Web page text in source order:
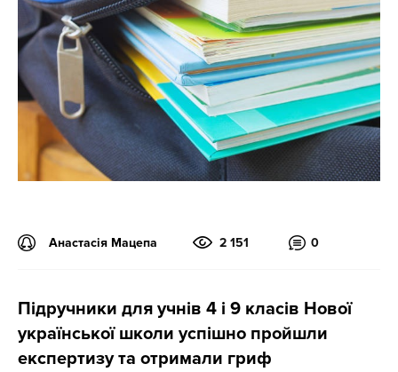
Анастасія Мацепа 2 151 0
Підручники для учнів 4 і 9 класів Нової
української школи успішно пройшли
експертизу та отримали гриф